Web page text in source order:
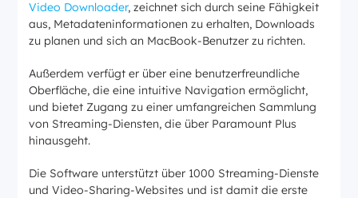
Video Downloader, zeichnet sich durch seine Fähigkeit
aus, Metadateninformationen zu erhalten, Downloads
zu planen und sich an MacBook-Benutzer zu richten.
Außerdem verfügt er über eine benutzerfreundliche
Oberfläche, die eine intuitive Navigation ermöglicht,
und bietet Zugang zu einer umfangreichen Sammlung
von Streaming-Diensten, die über Paramount Plus
hinausgeht.
Die Software unterstützt über 1000 Streaming-Dienste
und Video-Sharing-Websites und ist damit die erste